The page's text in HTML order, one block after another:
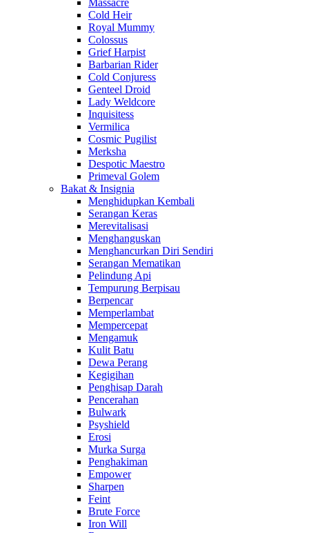
Massacre
Cold Heir
Royal Mummy
Colossus
Grief Harpist
Barbarian Rider
Cold Conjuress
Genteel Droid
Lady Weldcore
Inquisitess
Vermilica
Cosmic Pugilist
Merksha
Despotic Maestro
Primeval Golem
Bakat & Insignia
Menghidupkan Kembali
Serangan Keras
Merevitalisasi
Menghanguskan
Menghancurkan Diri Sendiri
Serangan Mematikan
Pelindung Api
Tempurung Berpisau
Berpencar
Memperlambat
Mempercepat
Mengamuk
Kulit Batu
Dewa Perang
Kegigihan
Penghisap Darah
Pencerahan
Bulwark
Psyshield
Erosi
Murka Surga
Penghakiman
Empower
Sharpen
Feint
Brute Force
Iron Will